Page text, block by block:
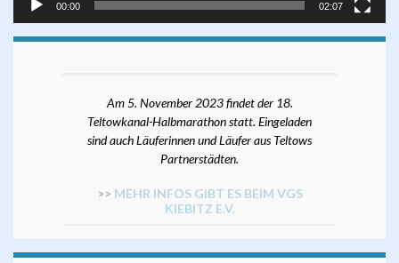
00:00 02:07
Am 5. November 2023 findet der 18.
Teltowkanal-Halbmarathon statt. Eingeladen
sind auch Läuferinnen und Läufer aus Teltows
Partnerstädten.
>> MEHR INFOS GIBT ES BEIM VGS
KIEBITZ E.V.